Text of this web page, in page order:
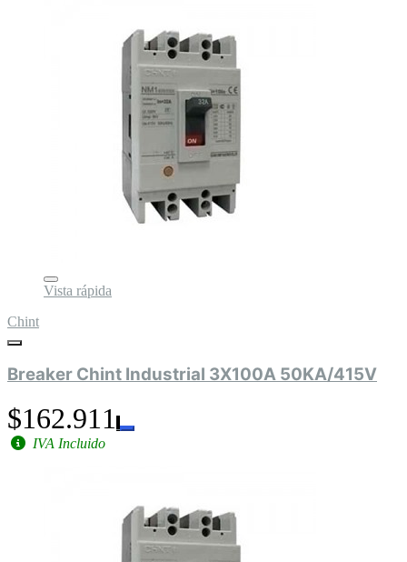
Vista rápida
Chint
Breaker Chint Industrial 3X100A 50KA/415V
$162.911
IVA Incluido